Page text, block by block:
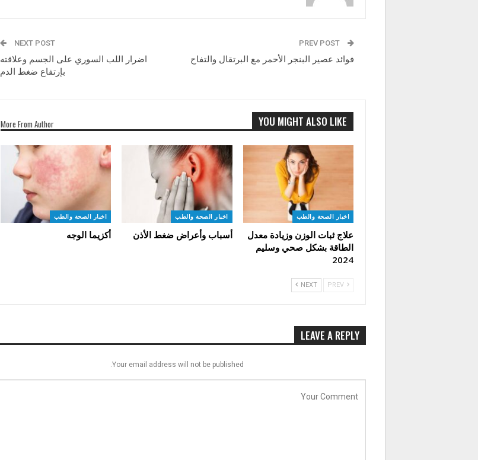
فوائد عصير البنجر الأحمر مع البرتقال والتفاح
NEXT POST
اضرار اللب السوري على الجسم وعلاقته
بإرتفاع ضغط الدم
YOU MIGHT ALSO LIKE
More From Author
اخبار الصحة والطب
علاج ثبات الوزن وزيادة معدل
الطاقة بشكل صحي وسليم
2024
اخبار الصحة والطب
أسباب وأعراض ضغط الأذن
اخبار الصحة والطب
أكزيما الوجه
NEXT
LEAVE A REPLY
Your email address will not be published.